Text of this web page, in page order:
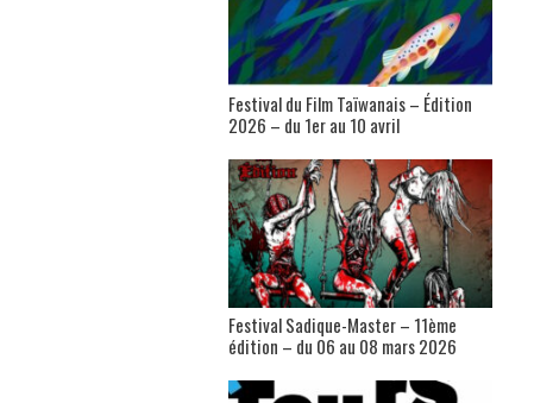
Festival du Film Taïwanais – Édition
2026 – du 1er au 10 avril
Festival Sadique-Master – 11ème
édition – du 06 au 08 mars 2026